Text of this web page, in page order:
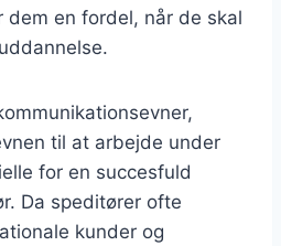
dem en fordel, når de skal
til at arbejde under
for en succesfuld
Da speditører ofte
kunder og